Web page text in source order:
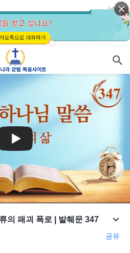
의 패괴 폭로 | 발췌문 347
공유